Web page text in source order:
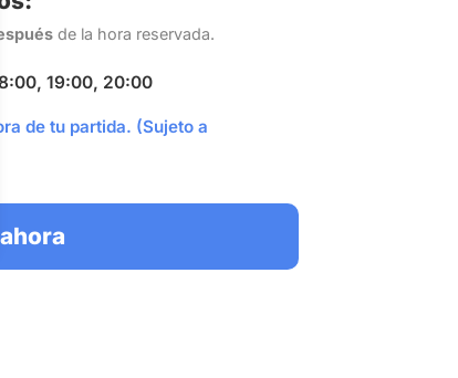
de la hora reservada.
19:00, 20:00
de tu partida. (Sujeto a